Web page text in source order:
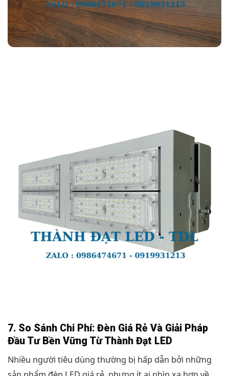
7. So Sánh Chi Phí: Đèn Giá Rẻ Và Giải Pháp
Đầu Tư Bền Vững Từ Thành Đạt LED
Nhiều người tiêu dùng thường bị hấp dẫn bởi những